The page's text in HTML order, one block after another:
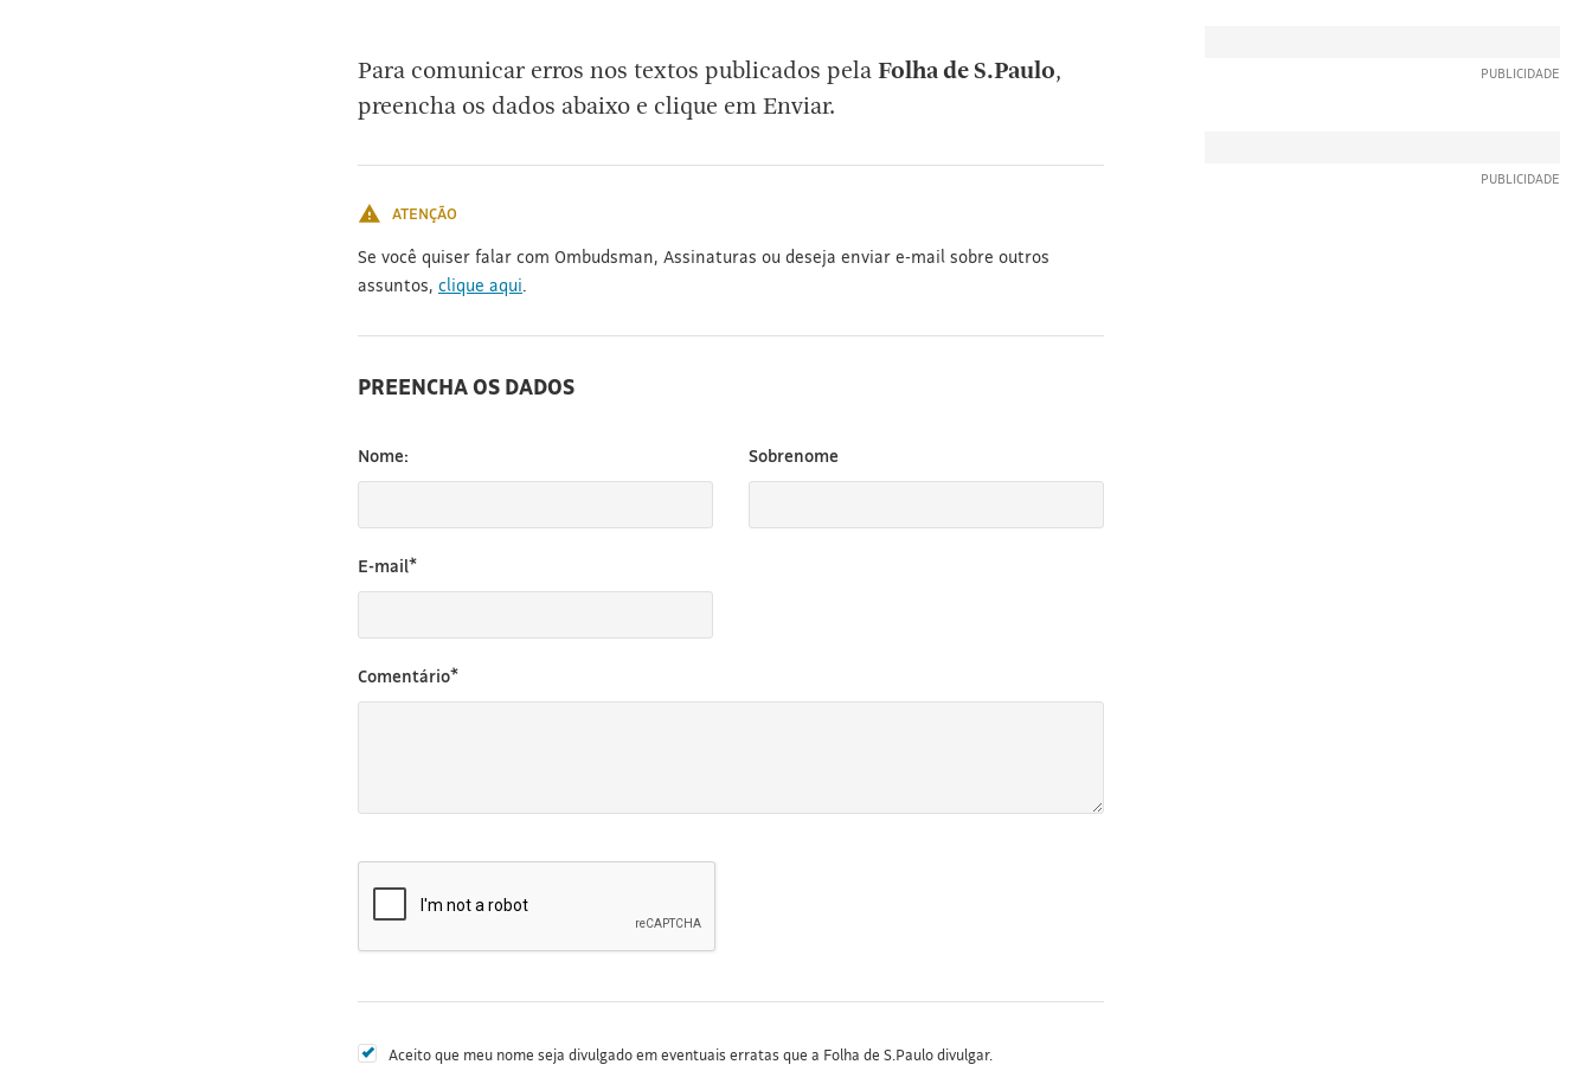
Para comunicar erros nos textos publicados pelaFolha de S.Paulo,
preencha os dados abaixo e clique em Enviar.
ATENÇÃO
Se você quiser falar com Ombudsman, Assinaturas ou deseja enviar e-mail sobre outros
assuntos, clique aqui.
PREENCHA OS DADOS
Nome: Sobrenome
E-mail*
Comentário*
Aceito que meu nome seja divulgado em eventuais erratas que a Folha de S.Paulo divulgar.